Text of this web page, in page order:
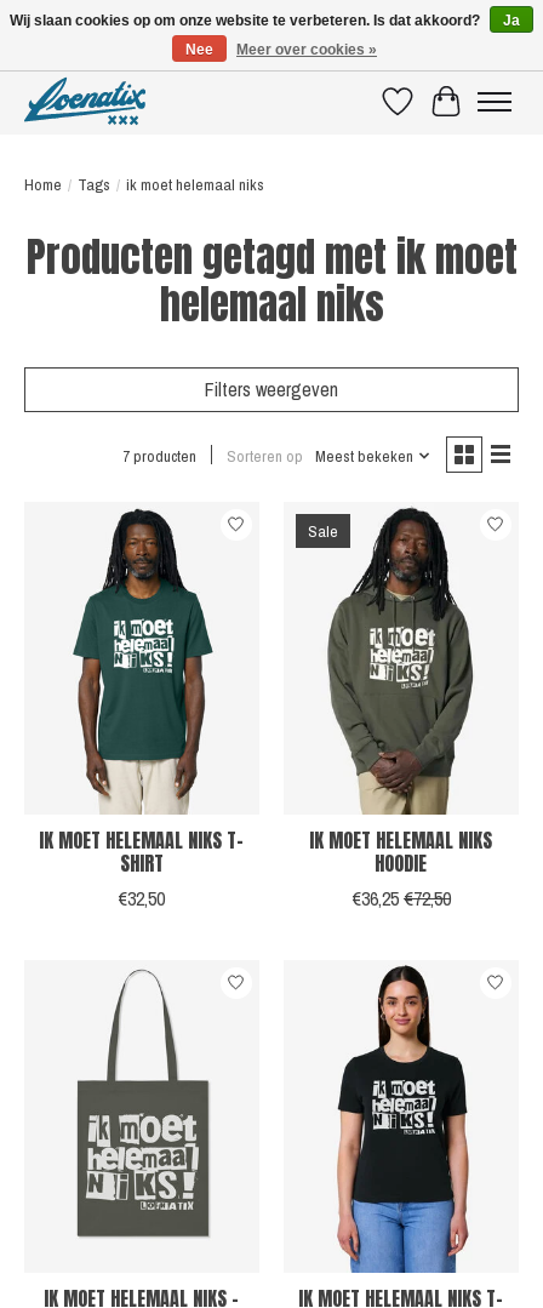
VerlanglijstWinkelwagen
Home / Tags / ik moet helemaal niks
Producten getagd met ik moet
helemaal niks
Filters weergeven
7 producten Sorteren op Meest bekeken
IK MOET HELEMAAL NIKS T-
SHIRT
€32,50
Sale
IK MOET HELEMAAL NIKS
HOODIE
€36,25€72,50
IK MOET HELEMAAL NIKS - IK MOET HELEMAAL NIKS T-
Wij slaan cookies op om onze website te verbeteren. Is dat akkoord?
Ja
Nee
Meer over cookies »